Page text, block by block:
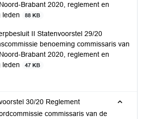
Brabant 2020, reglement en
leden
88 KB
II Statenvoorstel 29/20
benoeming commissaris van
Brabant 2020, reglement en
leden
47 KB
30/20 Reglement
commissaris van de